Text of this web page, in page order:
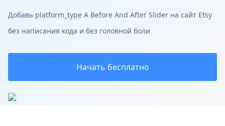
Добавь platform_type A Before And After Slider на сайт Etsy
без написания кода и без головной боли
Начать бесплатно